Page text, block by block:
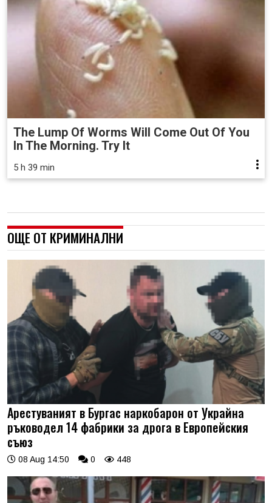
The Lump Of Worms Will Come Out Of You
In The Morning. Try It
5 h 39 min
ОЩЕ ОТ КРИМИНАЛНИ
Арестуваният в Бургас наркобарон от Украйна
ръководел 14 фабрики за дрога в Европейския
съюз
08 Aug 14:50 0 448